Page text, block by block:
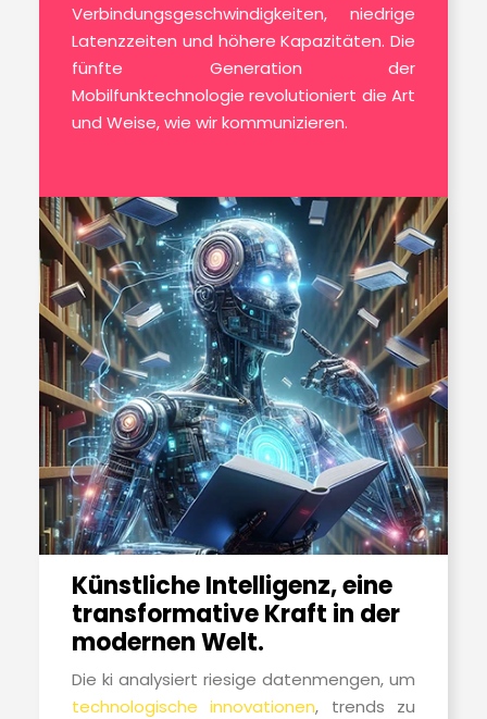
Verbindungsgeschwindigkeiten, niedrige
Latenzzeiten und höhere Kapazitäten. Die
fünfte Generation der
Mobilfunktechnologie revolutioniert die Art
und Weise, wie wir kommunizieren.
Künstliche Intelligenz, eine
transformative Kraft in der
modernen Welt.
Die ki analysiert riesige datenmengen, um
technologische innovationen, trends zu